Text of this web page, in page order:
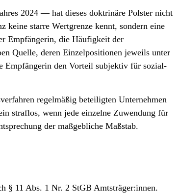
2024 — hat dieses doktrinäre Polster nicht
keine starre Wert­grenze kennt, sondern eine
Empfänger­in, die Häufigkeit der
Quelle, deren Einzel­positionen jeweils unter
Empfänger­in den Vorteil subjektiv für sozial­
regelmäßig beteiligten Unternehmen
straflos, wenn jede einzelne Zuwendung für
der maßgebliche Maßstab.
§ 11 Abs. 1 Nr. 2 StGB Amtsträger:innen.